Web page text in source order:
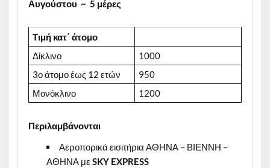
Αυγούστου ~ 5 μέρες
Τιμή κατ΄ άτομο
Δίκλινο
1000
3ο άτομο έως 12 ετών
950
Μονόκλινο
1200
Περιλαμβάνονται
Αεροπορικά εισιτήρια ΑΘΗΝΑ – ΒΙΕΝΝΗ –
ΑΘΗΝΑ μεSKY EXPRESS